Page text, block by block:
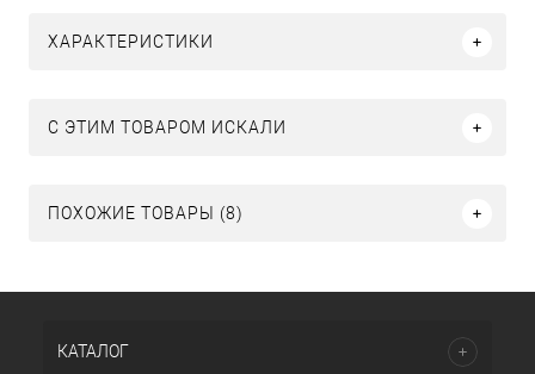
ХАРАКТЕРИСТИКИ
C ЭТИМ ТОВАРОМ ИСКАЛИ
ПОХОЖИЕ ТОВАРЫ (8)
КАТАЛОГ